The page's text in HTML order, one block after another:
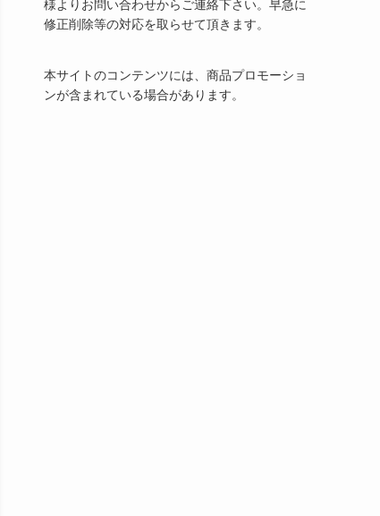
様よりお問い合わせからご連絡下さい。早急に
修正削除等の対応を取らせて頂きます。
本サイトのコンテンツには、商品プロモーショ
ンが含まれている場合があります。